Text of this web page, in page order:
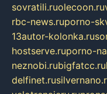
sovratili.ruolecoon.ru
rbc-news.ruporno-
13autor-kolonka.ru
hostserve.ruporno-
neznobi.rubigfatcc.ru
delfinet.ru